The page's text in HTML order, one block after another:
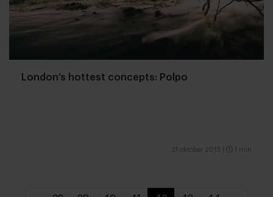
London’s hottest concepts: Polpo
21 oktober 2013 1 min